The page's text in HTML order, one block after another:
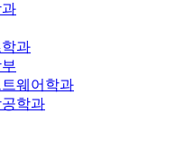
과
웨어학과
학과